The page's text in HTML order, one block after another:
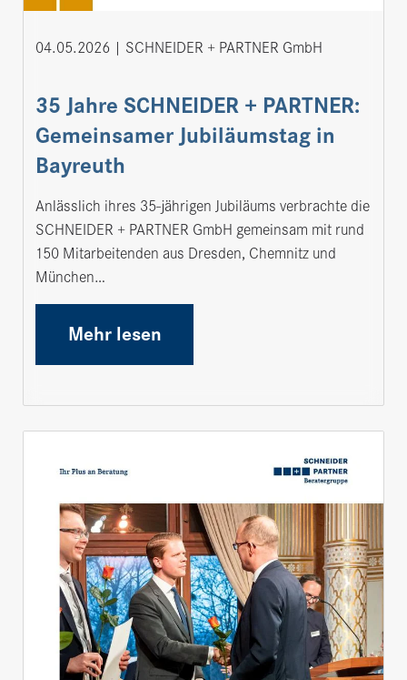
04.05.2026 SCHNEIDER + PARTNER GmbH
35 Jahre SCHNEIDER + PARTNER:
Gemeinsamer Jubiläumstag in
Bayreuth
Anlässlich ihres 35-jährigen Jubiläums verbrachte die
SCHNEIDER + PARTNER GmbH gemeinsam mit rund
150 Mitarbeitenden aus Dresden, Chemnitz und
München…
Mehr lesen